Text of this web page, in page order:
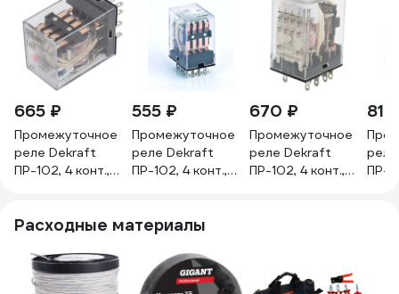
665 ₽
Промежуточное
реле Dekraft
ПР-102, 4 конт.,
555 ₽
Промежуточное
реле Dekraft
ПР-102, 4 конт.,
670 ₽
Промежуточное
реле Dekraft
ПР-102, 4 конт.,
ПР-
Расходные материалы